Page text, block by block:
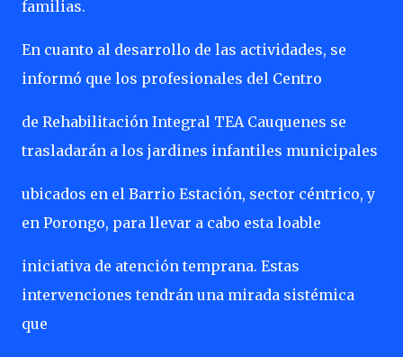
familias.
En cuanto al desarrollo de las actividades, se
informó que los profesionales del Centro
de Rehabilitación Integral TEA Cauquenes se
trasladarán a los jardines infantiles municipales
ubicados en el Barrio Estación, sector céntrico, y
en Porongo, para llevar a cabo esta loable
iniciativa de atención temprana. Estas
intervenciones tendrán una mirada sistémica
que